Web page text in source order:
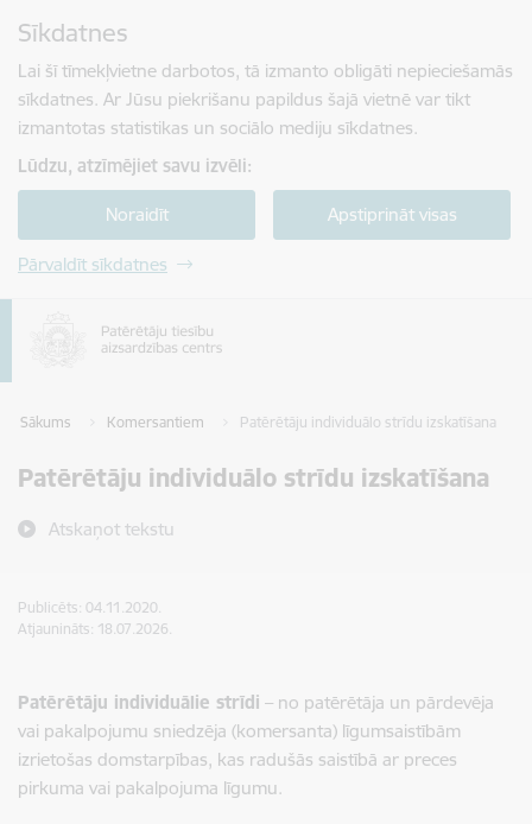
Sīkdatnes
Lai šī tīmekļvietne darbotos, tā izmanto obligāti nepieciešamās
sīkdatnes. Ar Jūsu piekrišanu papildus šajā vietnē var tikt
izmantotas statistikas un sociālo mediju sīkdatnes.
Lūdzu, atzīmējiet savu izvēli:
Noraidīt Apstiprināt visas
Pārvaldīt sīkdatnes
Sākums Komersantiem Patērētāju individuālo strīdu izskatīšana
Patērētāju individuālo strīdu izskatīšana
Atskaņot tekstu
Publicēts: 04.11.2020.
Atjaunināts: 18.07.2026.
Patērētāju individuālie strīdi – no patērētāja un pārdevēja
vai pakalpojumu sniedzēja (komersanta) līgumsaistībām
izrietošas domstarpības, kas radušās saistībā ar preces
pirkuma vai pakalpojuma līgumu.